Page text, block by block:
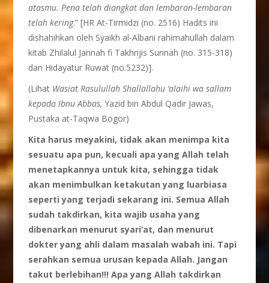
atasmu. Pena telah diangkat dan lembaran-lembaran
telah kering.” [HR At-Tirmidzi (no. 2516) Hadits ini
dishahihkan oleh Syaikh al-Albani rahimahullah dalam
kitab Zhilalul Jannah fi Takhrijis Sunnah (no. 315-318)
dan Hidayatur Ruwat (no.5232)].
(Lihat Wasiat Rasulullah Shallallahu ‘alaihi wa sallam
kepada Ibnu Abbas, Yazid bin Abdul Qadir Jawas,
Pustaka at-Taqwa Bogor)
Kita harus meyakini, tidak akan menimpa kita
sesuatu apa pun, kecuali apa yang Allah telah
menetapkannya untuk kita, sehingga tidak
akan menimbulkan ketakutan yang luarbiasa
seperti yang terjadi sekarang ini. Semua Allah
sudah takdirkan, kita wajib usaha yang
dibenarkan menurut syari’at, dan menurut
dokter yang ahli dalam masalah wabah ini. Tapi
serahkan semua urusan kepada Allah. Jangan
takut berlebihan!!! Apa yang Allah takdirkan